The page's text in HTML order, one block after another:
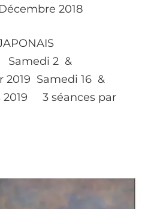
2018
Samedi 2 &
2019 Samedi 16 &
2019 3 séances par